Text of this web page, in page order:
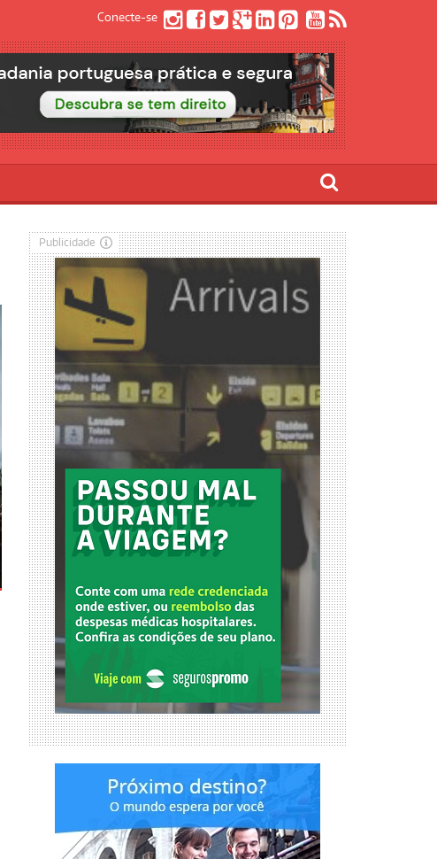
Conecte-se
Publicidade